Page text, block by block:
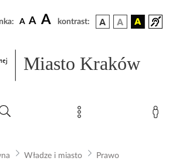
A A A kontrast:
Miasto Kraków
Władze i miasto
Prawo